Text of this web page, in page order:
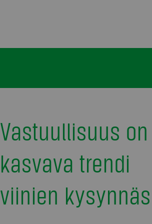
Vastuullisuus on
kasvava trendi
viinien